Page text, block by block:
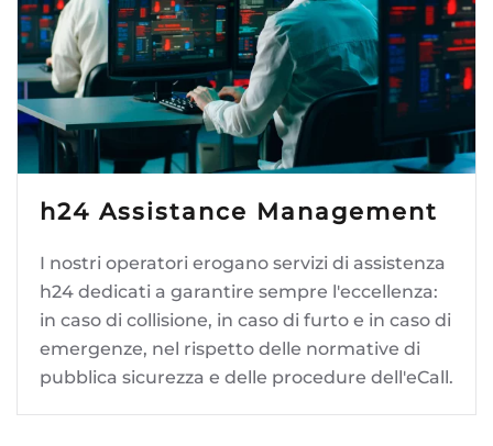
h24 Assistance Management
I nostri operatori erogano servizi di assistenza
h24 dedicati a garantire sempre l'eccellenza:
in caso di collisione, in caso di furto e in caso di
emergenze, nel rispetto delle normative di
pubblica sicurezza e delle procedure dell'eCall.